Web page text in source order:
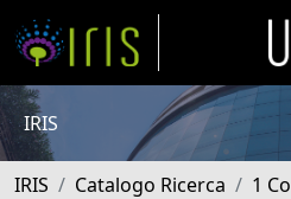
IRIS
IRIS Catalogo Ricerca
1